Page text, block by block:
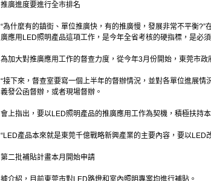
推廣進度要進行全市排名
“為什麼有的鎮街、單位推廣快，有的推廣慢，發展非常不平衡
廣應用LED照明產品這項工作，是今年全省考核的硬指標，是必
為加大對推廣應用工作的督查力度，從今年3月份開始，東莞市
“接下來，督查室要寫一個上半年的督辦情況，並對各單位進展
義發公函督辦，或者現場督辦。
會上指出，要以LED照明產品的推廣應用工作為契機，積極扶持本
“LED產品本來就是東莞千億戰略新興產業的主要內容，要以LED
第二批補貼計畫本月開始申請
據介紹，目前東莞市對LED路燈和室內照明專案均進行補貼。